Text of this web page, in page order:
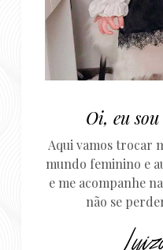
Oi, eu
Aqui vamos trocar
mundo feminino e
e me acompanhe
não se